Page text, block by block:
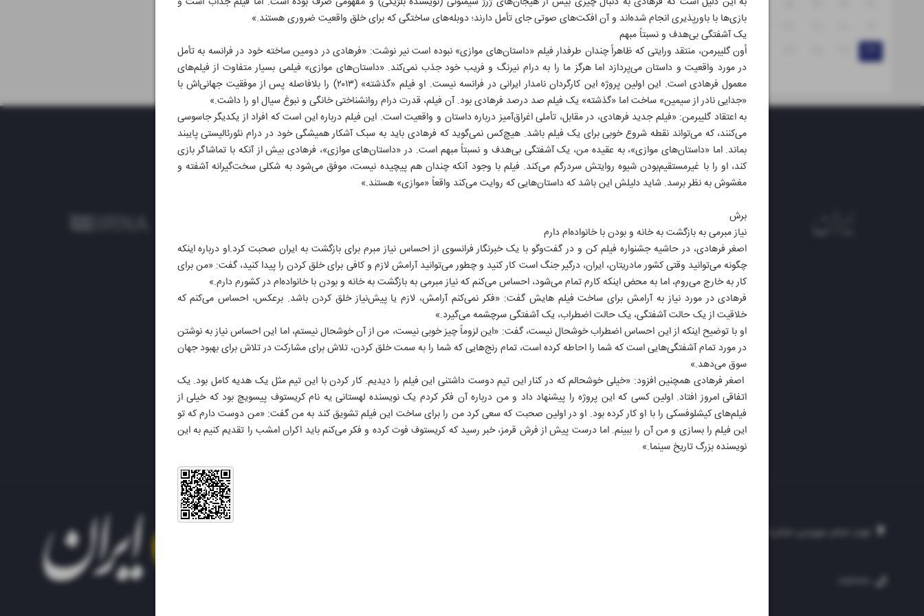
بازی‌ها با باورپذیری انجام شده‌اند و آن افکت‌های صوتی جای تأمل دارند؛ دوبله‌های ساختگی که برای خلق واقعیت ضروری هستند.»
یک آشفتگی بی‌هدف و نسبتاً مبهم
اُون گلیبرمن، منتقد ورایتی که ظاهراً چندان طرفدار فیلم «داستان‌های موازی» نبوده است نیر نوشت: «فرهادی در دومین ساخته خود در فرانسه به تأمل
در مورد واقعیت و داستان می‌پردازد اما هرگز ما را به درام نیرنگ و فریب خود جذب نمی‌کند. «داستان‌های موازی» فیلمی بسیار متفاوت از فیلم‌های
معمول فرهادی است. این اولین پروژه این کارگردان نامدار ایرانی در فرانسه نیست. او فیلم «گذشته» (۲۰۱۳) را بلافاصله پس از موفقیت جهانی‌اش با
«جدایی نادر از سیمین» ساخت اما «گذشته» یک فیلم صد درصد فرهادی بود. آن فیلم، قدرت درام روانشناختی خانگی و نبوغ سیال او را داشت.»
به اعتقاد گلیبرمن: «فیلم جدید فرهادی، در مقابل، تأملی اغراق‌آمیز درباره داستان و واقعیت است. این فیلم درباره این است که افراد از یکدیگر جاسوسی
می‌کنند، که می‌تواند نقطه شروع خوبی برای یک فیلم باشد. هیچ‌کس نمی‌گوید که فرهادی باید به سبک آشکار همیشگی خود در درام نئورئالیستی پایبند
بماند. اما «داستان‌های موازی»، به عقیده من، یک آشفتگی بی‌هدف و نسبتاً مبهم است. در «داستان‌های موازی»، فرهادی بیش از آنکه با تماشاگر بازی
کند، او را با غیرمستقیم‌بودن شیوه روایتش سردرگم می‌کند. فیلم با وجود آنکه چندان هم پیچیده نیست، موفق می‌شود به شکلی سخت‌گیرانه آشفته و
مغشوش به نظر برسد. شاید دلیلش این باشد که داستان‌هایی که روایت می‌کند واقعاً «موازی» هستند.»
برش
نیاز مبرمی به بازگشت به خانه و بودن با خانواده‌ام دارم
اصغر فرهادی، در حاشیه جشنواره فیلم کن و در گفت‌وگو با یک خبرنگار فرانسوی از احساس نیاز مبرم برای بازگشت به ایران صحبت کرد.او درباره اینکه
چگونه می‌توانید وقتی کشور مادریتان، ایران، درگیر جنگ است کار کنید و چطور می‌توانید آرامش لازم و کافی برای خلق کردن را پیدا کنید، گفت: «من برای
کار به خارج می‌روم، اما به محض اینکه کارم تمام می‌شود، احساس می‌کنم که نیاز مبرمی به بازگشت به خانه و بودن با خانواده‌ام در کشورم دارم.»
فرهادی در مورد نیاز به آرامش برای ساخت فیلم هایش گفت: «فکر نمی‌کنم آرامش، لازم یا پیش‌نیاز خلق کردن باشد. برعکس، احساس می‌کنم که
خلاقیت از یک حالت آشفتگی، یک حالت اضطراب، یک آشفتگی سرچشمه می‌گیرد.»
او با توضیح اینکه از این احساس اضطراب خوشحال نیست، گفت: «این لزوماً چیز خوبی نیست، من از آن خوشحال نیستم، اما این احساس نیاز به نوشتن
در مورد تمام آشفتگی‌هایی است که شما را احاطه کرده است، تمام رنج‌هایی که شما را به سمت خلق کردن، تلاش برای مشارکت در تلاش برای بهبود جهان
سوق می‌دهد.»
اصغر فرهادی همچنین افزود: «خیلی خوشحالم که در کنار این تیم دوست داشتنی این فیلم را دیدیم. کار کردن با این تیم مثل یک هدیه کامل بود. یک
اتفاقی امروز افتاد. اولین کسی که این پروژه را پیشنهاد داد و من درباره آن فکر کردم یک نویسنده لهستانی یه نام کریستوف پیسویچ بود که خیلی از
فیلم‌های کیشلوفسکی را با او کار کرده بود. او در اولین صحبت که سعی کرد من را برای ساخت این فیلم تشویق کند به من گفت: «من دوست دارم که تو
این فیلم را بسازی و من آن را ببینم. اما درست پیش از فرش قرمز، خبر رسید که کریستوف فوت کرده و فکر می‌کنم باید اکران امشب را تقدیم کنیم به این
نویسنده بزرگ تاریخ سینما.»
۱۷
۱۸
۲۴
۲۵
۳۱
روزنامه ها
روزنامه ایران
ایران ورزشی
الوفاق
IRAN DAILY
سایت های برخط
موسسه ایران
ایران آنلاین
ایران ورزشی
آژانس عکس
سازمان آگهی ها
انتشارات ایران
رسانه و ارتباطات
جبهه مقاومت
دفاع مقدس
تاریخ شفاهی
سر دلبران
علوم انسانی
آثار زرشناس
روایت مردم
تهران، خیابان سهروردی، خیابان خرمشهر، نرسیده به مصلی، موسسه فرهنگی-مطبوعاتی ایران